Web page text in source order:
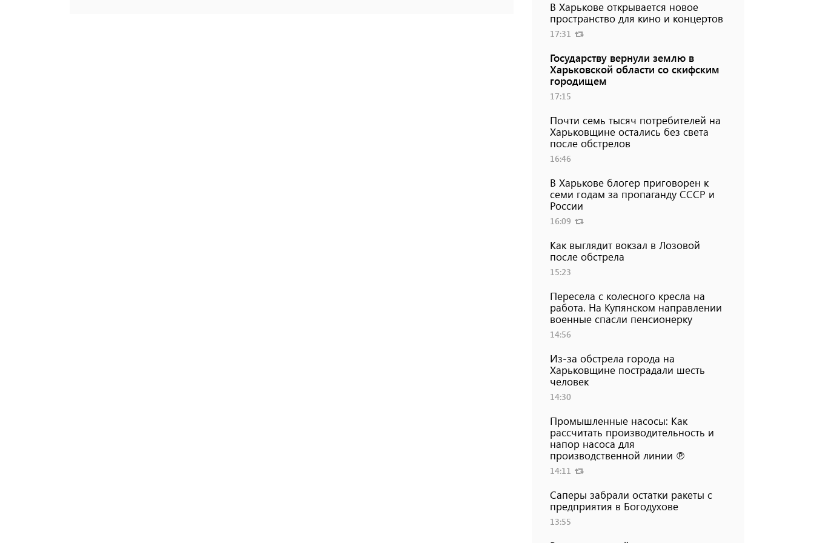
В Харькове открывается новое
пространство для кино и концертов
17:31
Государству вернули землю в
Харьковской области со скифским
городищем
17:15
Почти семь тысяч потребителей на
Харьковщине остались без света
после обстрелов
16:46
В Харькове блогер приговорен к
семи годам за пропаганду СССР и
России
16:09
Как выглядит вокзал в Лозовой
после обстрела
15:23
Пересела с колесного кресла на
работа. На Купянском направлении
военные спасли пенсионерку
14:56
Из-за обстрела города на
Харьковщине пострадали шесть
человек
14:30
Промышленные насосы: Как
рассчитать производительность и
напор насоса для
производственной линии ℗
14:11
Саперы забрали остатки ракеты с
предприятия в Богодухове
13:55